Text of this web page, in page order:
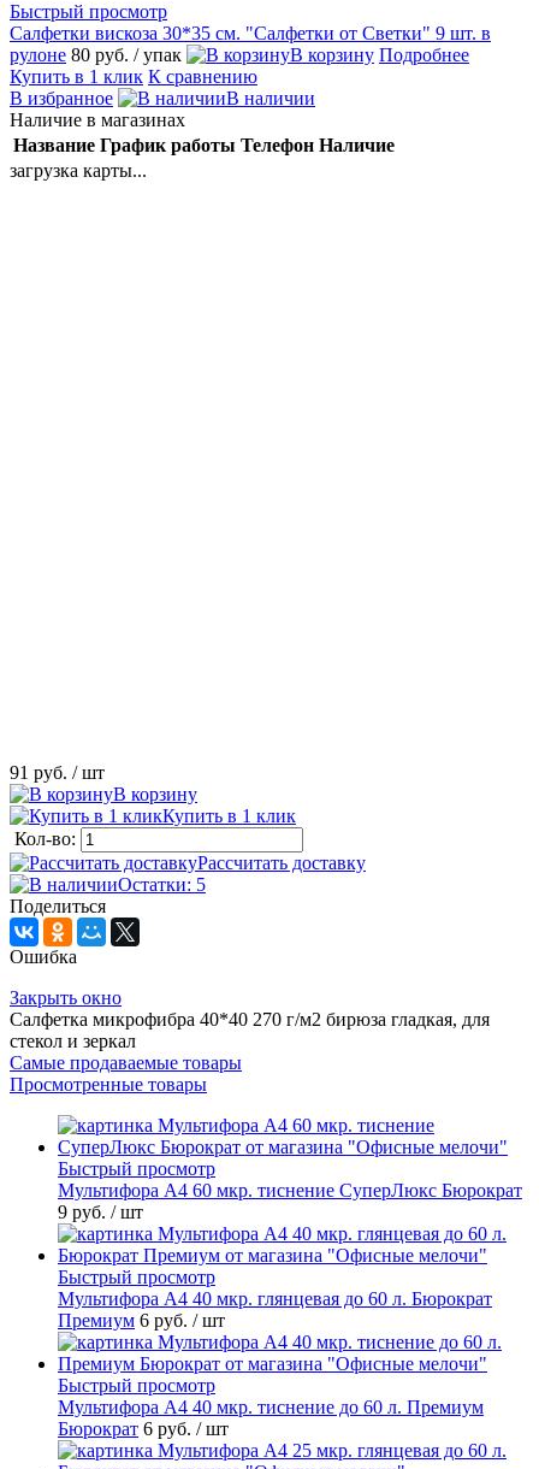
Быстрый просмотр
Салфетки вискоза 30*35 см. "Салфетки от Светки" 9 шт. в
рулоне 80 руб. / упак В корзину Подробнее
Купить в 1 клик К сравнению
В избранное
В наличии
Наличие в магазинах
Название График работы Телефон Наличие
загрузка карты...
91 руб. / шт
В корзину
Купить в 1 клик
Кол-во:
Рассчитать доставку
Остатки: 5
Поделиться
Ошибка
Закрыть окно
Салфетка микрофибра 40*40 270 г/м2 бирюза гладкая, для
стекол и зеркал
Самые продаваемые товары
Просмотренные товары
Быстрый просмотр
Мультифора А4 60 мкр. тиснение СуперЛюкс Бюрократ
9 руб. / шт
Быстрый просмотр
Мультифора А4 40 мкр. глянцевая до 60 л. Бюрократ
Премиум 6 руб. / шт
Быстрый просмотр
Мультифора А4 40 мкр. тиснение до 60 л. Премиум
Бюрократ 6 руб. / шт